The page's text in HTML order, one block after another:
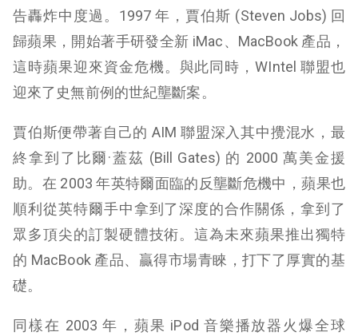
告轟炸中度過。1997 年，賈伯斯 (Steven Jobs) 回
歸蘋果，開始著手研發全新 iMac、MacBook 產品，
這時蘋果迎來資金危機。與此同時，WIntel 聯盟也
迎來了史無前例的世紀壟斷案。
賈伯斯便帶著自己的 AIM 聯盟深入其中攪混水，最
終拿到了比爾·蓋茲 (Bill Gates) 的 2000 萬美金援
助。在 2003 年英特爾面臨的反壟斷危機中，蘋果也
順利從英特爾手中拿到了深度的合作關係，拿到了
眾多頂尖的訂製硬體技術。這為未來蘋果推出獨特
的 MacBook 產品、贏得市場青睞，打下了厚實的基
礎。
同樣在 2003 年，蘋果 iPod 音樂播放器火爆全球